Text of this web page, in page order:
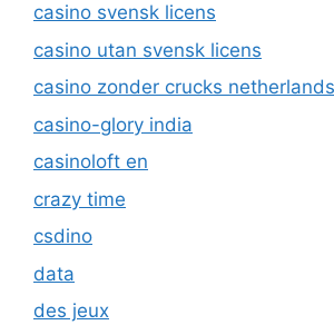
casino svensk licens
casino utan svensk licens
casino zonder crucks netherlands
casino-glory india
casinoloft en
crazy time
csdino
data
des jeux